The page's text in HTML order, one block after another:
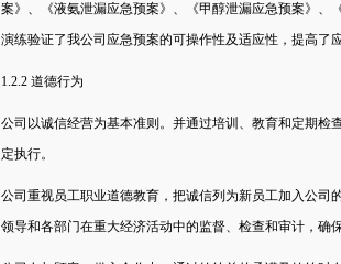
案》、《液氨泄漏应急预案》、《甲醇泄漏应急预案》、
演练验证了我公司应急预案的可操作性及适应性，提高了
1.2.2 道德行为
公司以诚信经营为基本准则。并通过培训、教育和定期检
定执行。
公司重视员工职业道德教育，把诚信列为新员工加入公
领导和各部门在重大经济活动中的监督、检查和审计，确